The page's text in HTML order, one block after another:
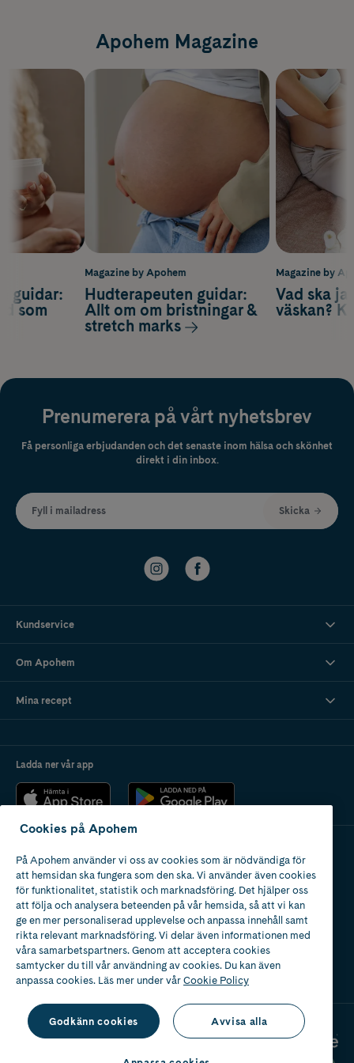
Apohem Magazine
Magazine by
Vad ska
väskan?
guidar:
som
Magazine by Apohem
Hudterapeuten guidar:
Allt om om bristningar &
stretch marks
Prenumerera på vårt nyhetsbrev
Få personliga erbjudanden och det senaste inom hälsa och skönhet
direkt i din inbox.
Fyll i mailadress Skicka
Kundservice
Om Apohem
Mina recept
Ladda ner vår app
Apotek med tillstånd
av Läkemedelsverket
Cookies på Apohem
På Apohem använder vi oss av cookies som är nödvändiga för
att hemsidan ska fungera som den ska. Vi använder även cookies
för funktionalitet, statistik och marknadsföring. Det hjälper oss
att följa och analysera beteenden på vår hemsida, så att vi kan
ge en mer personaliserad upplevelse och anpassa innehåll samt
rikta relevant marknadsföring. Vi delar även informationen med
våra samarbetspartners. Genom att acceptera cookies
samtycker du till vår användning av cookies. Du kan även
anpassa cookies. Läs mer under vårCookie Policy
Godkänn cookies Avvisa alla